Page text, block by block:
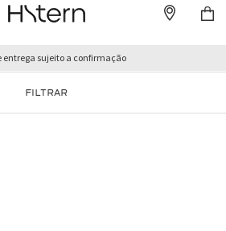
entrega sujeito a confirmação
FILTRAR